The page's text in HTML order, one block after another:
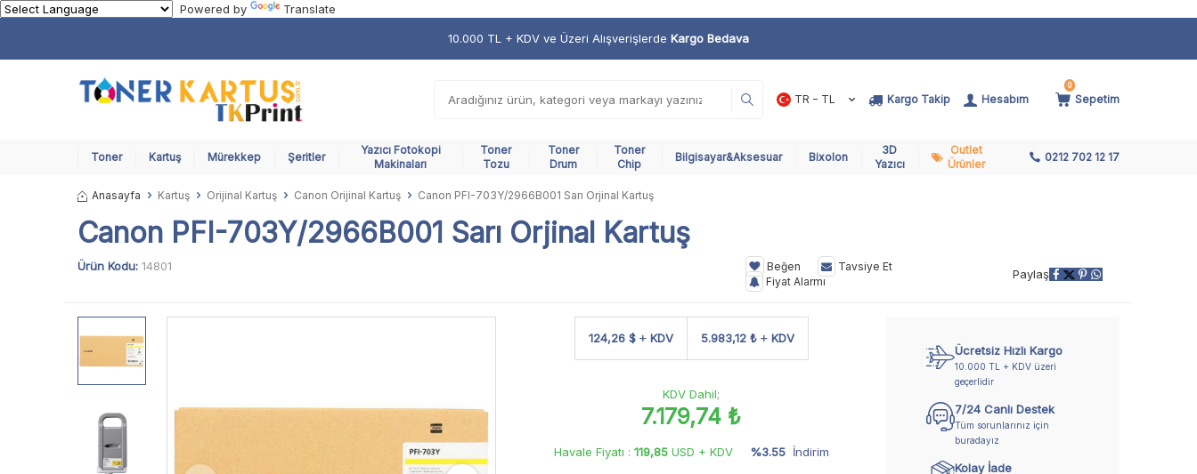
Powered by Translate
10.000 TL + KDV ve Üzeri Alışverişlerde Kargo Bedava
TR − TL Kargo Takip Hesabım
0
Sepetim
Toner Kartuş Mürekkep Şeritler
Yazıcı Fotokopi
Makinaları
Toner
Tozu
Toner
Drum
Toner
Chip
Bilgisayar&Aksesuar Bixolon
3D
Yazıcı
Outlet
Ürünler
0212 702 12 17
Anasayfa Kartuş Orijinal Kartuş Canon Orijinal Kartuş Canon PFI-703Y/2966B001 Sarı Orjinal Kartuş
Canon PFI-703Y/2966B001 Sarı Orjinal Kartuş
Ürün Kodu: 14801 Beğen
Tavsiye Et
Fiyat Alarmı
Paylaş
124,26 $ KDV 5.983,12 ₺ KDV
KDV Dahil;
7.179,74 ₺
Havale Fiyatı : 119,85USD + KDV %3.55 İndirim
Ücretsiz Hızlı Kargo
10.000 TL + KDV üzeri
geçerlidir
7/24 Canlı Destek
Tüm sorunlarınız için
buradayız
Kolay İade